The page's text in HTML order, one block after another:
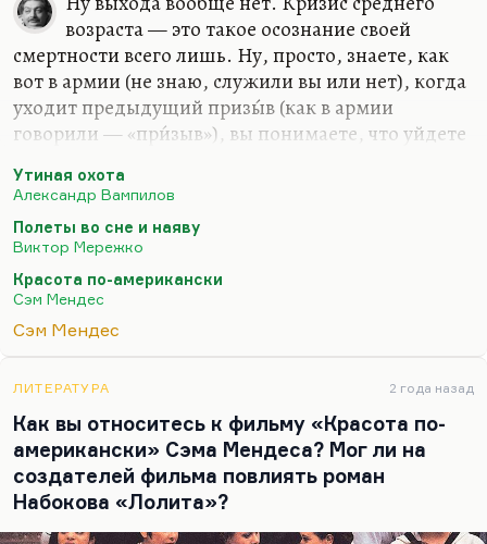
возраста — это такое осознание своей
смертности всего лишь. Ну, просто, знаете, как
вот в армии (не знаю, служили вы или нет), когда
уходит предыдущий призы́в (как в армии
говорили — «при́зыв»), вы понимаете, что уйдете
Максим Леви, сын известного психолога и сам
интересный психолог, защищал диплом о
возрастных сдвигах в армии. Вот там он писал…
Или работу написал, не помню. Но мне он
рассказывал, что старики, «деды», они и ведут
себя по-стариковски, постоянно повторяют «мы в
твои годы». В армии такая перевернутая система
смерти», сказал бы Хайдеггер, это стремление как
можно…
Утиная охота
Александр Вампилов
Полеты во сне и наяву
Виктор Мережко
Красота по-американски
Сэм Мендес
Сэм Мендес
ЛИТЕРАТУРА 2 года назад
Как вы относитесь к фильму «Красота по-
американски» Сэма Мендеса? Мог ли на
создателей фильма повлиять роман
Набокова «Лолита»?